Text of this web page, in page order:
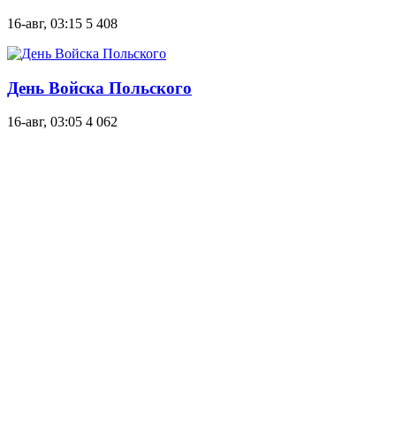
16-авг, 03:15 5 408
День Войска Польского
16-авг, 03:05 4 062